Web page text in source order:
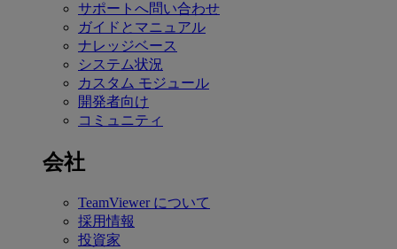
サポートへ問い合わせ
ガイドとマニュアル
ナレッジベース
システム状況
カスタム モジュール
開発者向け
コミュニティ
会社
TeamViewer について
採用情報
投資家